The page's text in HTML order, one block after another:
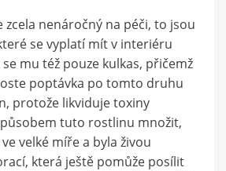
zcela nenáročný na péči, to jsou
se vyplatí mít v interiéru
mu též pouze kulkas, přičemž
poptávka po tomto druhu
protože likviduje toxiny
tuto rostlinu množit,
velké míře a byla živou
která ještě pomůže posílit